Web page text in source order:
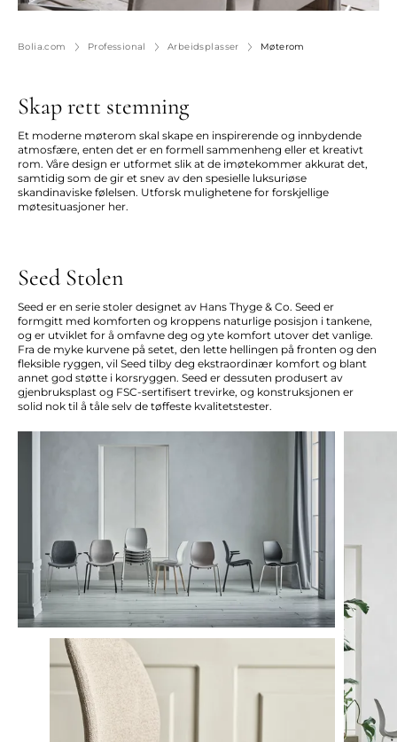
Bolia.com Professional Arbeidsplasser Møterom
Skap rett stemning
Et moderne møterom skal skape en inspirerende og innbydende
atmosfære, enten det er en formell sammenheng eller et kreativt
rom. Våre design er utformet slik at de imøtekommer akkurat det,
samtidig som de gir et snev av den spesielle luksuriøse
skandinaviske følelsen. Utforsk mulighetene for forskjellige
møtesituasjoner her.
Seed Stolen
Seed er en serie stoler designet av Hans Thyge & Co. Seed er
formgitt med komforten og kroppens naturlige posisjon i tankene,
og er utviklet for å omfavne deg og yte komfort utover det vanlige.
Fra de myke kurvene på setet, den lette hellingen på fronten og den
fleksible ryggen, vil Seed tilby deg ekstraordinær komfort og blant
annet god støtte i korsryggen. Seed er dessuten produsert av
gjenbruksplast og FSC-sertifisert trevirke, og konstruksjonen er
solid nok til å tåle selv de tøffeste kvalitetstester.